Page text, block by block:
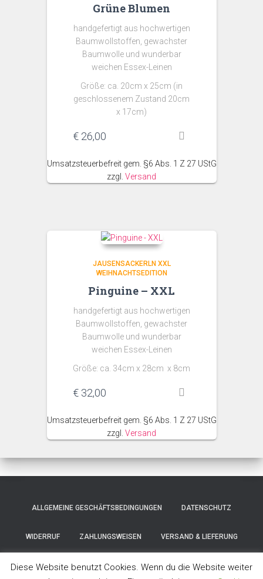
Grüne Blumen
handgefertigt aus hochwertigen
Baumwollstoffen, gewachster
Baumwolle und wunderbar
weichen Essex-Leinen
Größe: ca. 20cm x 25cm (in
geschlossenem Zustand 20cm
x 17cm)
€ 26,00
Umsatzsteuerbefreit gem. §6 Abs. 1 Z 27 UStG
zzgl. Versand
JAUSENSACKERLN XXL
WEIHNACHTSEDITION
Pinguine – XXL
handgefertigt aus hochwertigen
Baumwollstoffen, gewachster
Baumwolle und wunderbar
weichen Essex-Leinen
Größe: ca. 34cm x 28cm x 8cm
€ 32,00
Umsatzsteuerbefreit gem. §6 Abs. 1 Z 27 UStG
zzgl. Versand
ALLGEMEINE GESCHÄFTSBEDINGUNGEN DATENSCHUTZ
WIDERRUF ZAHLUNGSWEISEN VERSAND & LIEFERUNG
IMPRESSUM
Diese Website benutzt Cookies. Wenn du die Website weiter